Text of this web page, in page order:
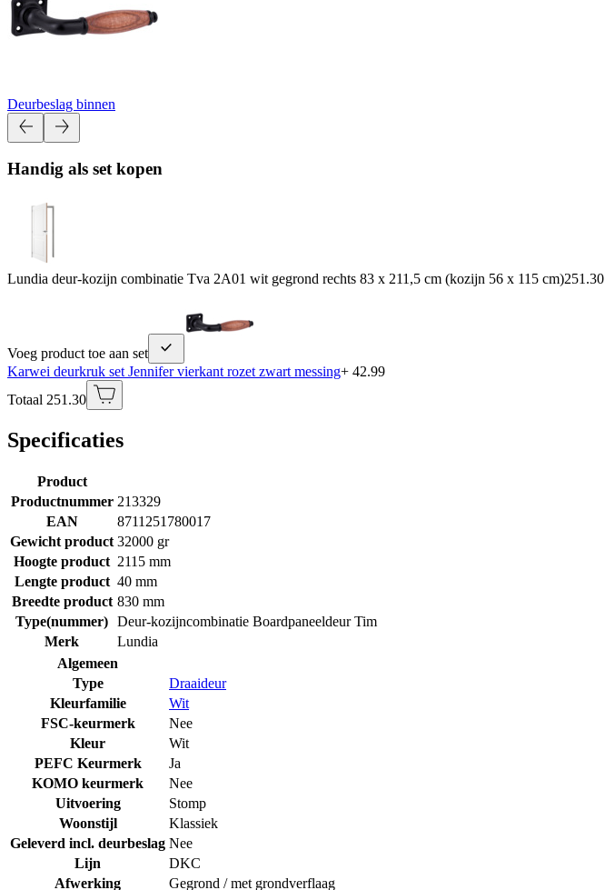
Deurbeslag binnen
Handig als set kopen
Lundia deur-kozijn combinatie Tva 2A01 wit gegrond rechts 83 x 211,5 cm (kozijn 56 x 115 cm)251.30
Voeg product toe aan set
Karwei deurkruk set Jennifer vierkant rozet zwart messing+ 42.99
Totaal 251.30
Specificaties
Product
Productnummer 213329
EAN
8711251780017
Gewicht product 32000 gr
Hoogte product 2115 mm
Lengte product 40 mm
Breedte product 830 mm
Type(nummer) Deur-kozijncombinatie Boardpaneeldeur Tim
Merk
Lundia
Algemeen
Type
Draaideur
Kleurfamilie
Wit
FSC-keurmerk
Nee
Kleur
Wit
PEFC Keurmerk
Ja
KOMO keurmerk
Nee
Uitvoering
Stomp
Woonstijl
Klassiek
Geleverd incl. deurbeslag Nee
Lijn
DKC
Afwerking
Gegrond / met grondverflaag